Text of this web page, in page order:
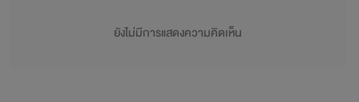
ยังไม่มีการแสดงความคิดเห็น